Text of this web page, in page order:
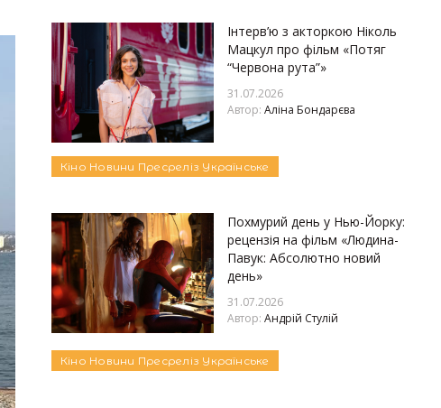
Інтерв’ю з акторкою Ніколь
Мацкул про фільм «Потяг
“Червона рута”»
31.07.2026
Автор: Аліна Бондарєва
Кіно Новини Пресреліз Українське
Похмурий день у Нью-Йорку:
рецензія на фільм «Людина-
Павук: Абсолютно новий
день»
31.07.2026
Автор: Андрій Стулій
Кіно Новини Пресреліз Українське